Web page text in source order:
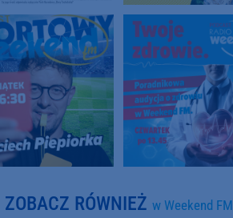
ZOBACZ RÓWNIEŻ w Weekend FM